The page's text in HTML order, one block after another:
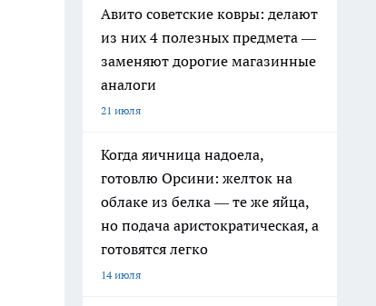
Авито советские ковры: делают
из них 4 полезных предмета —
заменяют дорогие магазинные
аналоги
21 июля
Когда яичница надоела,
готовлю Орсини: желток на
облаке из белка — те же яйца,
но подача аристократическая, а
готовятся легко
14 июля